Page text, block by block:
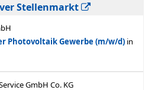
Stellenmarkt